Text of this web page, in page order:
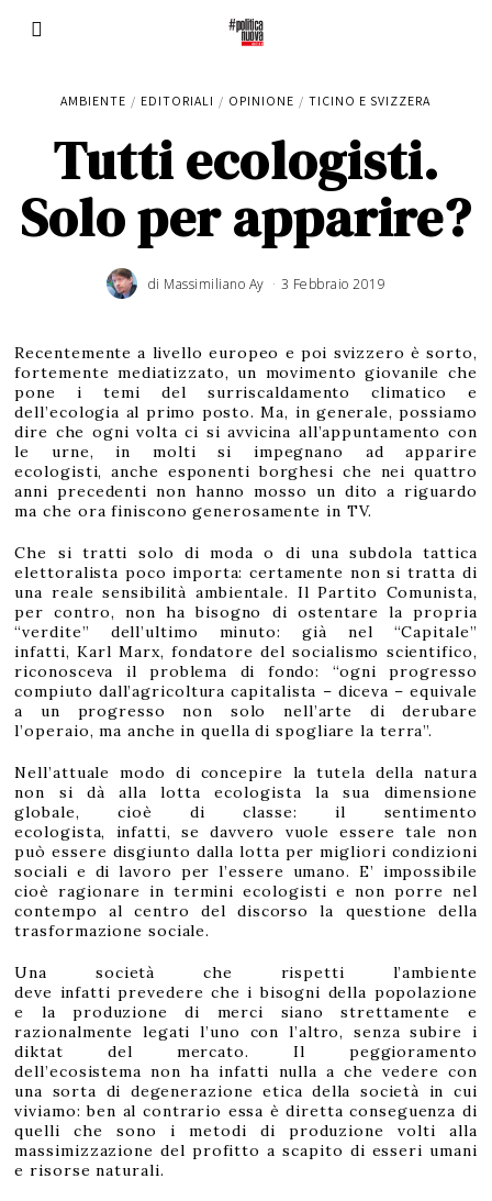
AMBIENTE / EDITORIALI / OPINIONE / TICINO E SVIZZERA
Tutti ecologisti.
Solo per apparire?
di Massimiliano Ay 3 Febbraio 2019
Recentemente a livello europeo e poi svizzero è sorto,
fortemente mediatizzato, un movimento giovanile che
pone i temi del surriscaldamento climatico e
dell’ecologia al primo posto. Ma, in generale, possiamo
dire che ogni volta ci si avvicina all’appuntamento con
le urne, in molti si impegnano ad apparire
ecologisti, anche esponenti borghesi che nei quattro
anni precedenti non hanno mosso un dito a riguardo
ma che ora finiscono generosamente in TV.
Che si tratti solo di moda o di una subdola tattica
elettoralista poco importa: certamente non si tratta di
una reale sensibilità ambientale. Il Partito Comunista,
per contro, non ha bisogno di ostentare la propria
“verdite” dell’ultimo minuto: già nel “Capitale”
infatti, Karl Marx, fondatore del socialismo scientifico,
riconosceva il problema di fondo: “ogni progresso
compiuto dall’agricoltura capitalista – diceva – equivale
a un progresso non solo nell’arte di derubare
l’operaio, ma anche in quella di spogliare la terra”.
Nell’attuale modo di concepire la tutela della natura
non si dà alla lotta ecologista la sua dimensione
globale, cioè di classe: il sentimento
ecologista, infatti, se davvero vuole essere tale non
può essere disgiunto dalla lotta per migliori condizioni
sociali e di lavoro per l’essere umano. E’ impossibile
cioè ragionare in termini ecologisti e non porre nel
contempo al centro del discorso la questione della
trasformazione sociale.
Una società che rispetti l’ambiente
deve infatti prevedere che i bisogni della popolazione
e la produzione di merci siano strettamente e
razionalmente legati l’uno con l’altro, senza subire i
diktat del mercato. Il peggioramento
dell’ecosistema non ha infatti nulla a che vedere con
una sorta di degenerazione etica della società in cui
viviamo: ben al contrario essa è diretta conseguenza di
quelli che sono i metodi di produzione volti alla
massimizzazione del profitto a scapito di esseri umani
e risorse naturali.